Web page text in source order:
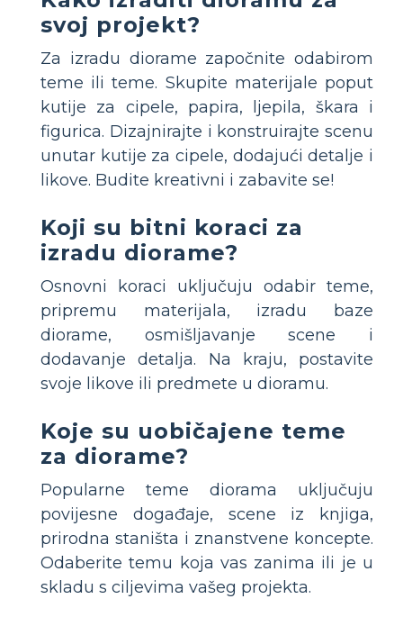
svoj projekt?
Za izradu diorame započnite odabirom
teme ili teme. Skupite materijale poput
kutije za cipele, papira, ljepila, škara i
figurica. Dizajnirajte i konstruirajte scenu
unutar kutije za cipele, dodajući detalje i
likove. Budite kreativni i zabavite se!
Koji su bitni koraci za
izradu diorame?
Osnovni koraci uključuju odabir teme,
pripremu materijala, izradu baze
diorame, osmišljavanje scene i
dodavanje detalja. Na kraju, postavite
svoje likove ili predmete u dioramu.
Koje su uobičajene teme
za diorame?
Popularne teme diorama uključuju
povijesne događaje, scene iz knjiga,
prirodna staništa i znanstvene koncepte.
Odaberite temu koja vas zanima ili je u
skladu s ciljevima vašeg projekta.